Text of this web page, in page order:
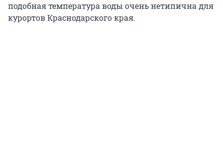
подобная температура воды очень нетипична для
курортов Краснодарского края.